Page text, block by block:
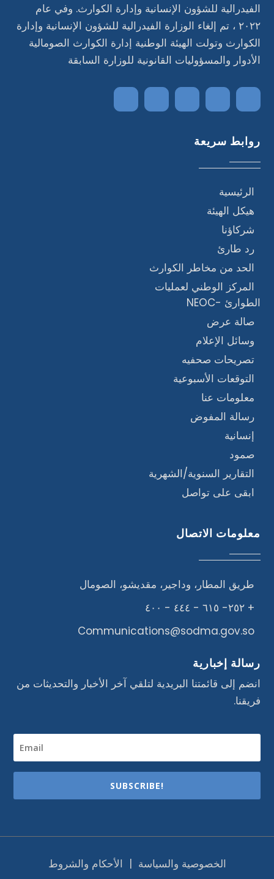
الفيدرالية للشؤون الإنسانية وإدارة الكوارث. وفي عام
٢٠٢٢ ، تم إلغاء الوزارة الفيدرالية للشؤون الإنسانية وإدارة
الكوارث وتولت الهيئة الوطنية إدارة الكوارث الصومالية
الأدوار والمسؤوليات القانونية للوزارة السابقة
روابط سريعة
الرئيسية
هيكل الهيئة
شركاؤنا
رد طارئ
الحد من مخاطر الكوارث
المركز الوطني لعمليات
الطوارئ -NEOC
صالة عرض
وسائل الإعلام
تصريحات صحفيه
التوقعات الأسبوعية
معلومات عنا
رسالة المفوض
إنسانية
صمود
التقارير السنوية/الشهرية
ابقى على تواصل
معلومات الاتصال
طريق المطار، وداجير، مقديشو، الصومال
+ ٢٥٢- ٦١٥ - ٤٤٤ - ٤٠٠
Communications@sodma.gov.so
رسالة إخبارية
انضم إلى قائمتنا البريدية لتلقي آخر الأخبار والتحديثات من
فريقنا.
SUBSCRIBE!
الخصوصية والسياسة | الأحكام والشروط